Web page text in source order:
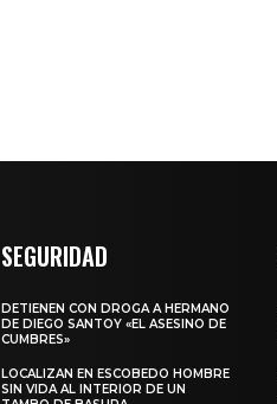
SEGURIDAD
DETIENEN CON DROGA A HERMANO
DE DIEGO SANTOY «EL ASESINO DE
CUMBRES»
LOCALIZAN EN ESCOBEDO HOMBRE
SIN VIDA AL INTERIOR DE UN